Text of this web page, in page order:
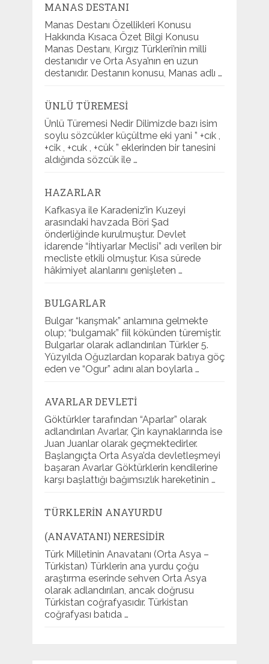
MANAS DESTANI
Manas Destanı Özellikleri Konusu
Hakkında Kısaca Özet Bilgi Konusu
Manas Destanı, Kırgız Türkleri’nin milli
destanıdır ve Orta Asya’nın en uzun
destanıdır. Destanın konusu, Manas adlı …
ÜNLÜ TÜREMESI
Ünlü Türemesi Nedir Dilimizde bazı isim
soylu sözcükler küçültme eki yani ” +cık ,
+cik , +cuk , +cük ” eklerinden bir tanesini
aldığında sözcük ile …
HAZARLAR
Kafkasya ile Karadeniz’in Kuzeyi
arasındaki havzada Böri Şad
önderliğinde kurulmuştur. Devlet
idarende “İhtiyarlar Meclisi” adı verilen bir
mecliste etkili olmuştur. Kısa sürede
hâkimiyet alanlarını genişleten …
BULGARLAR
Bulgar “karışmak” anlamına gelmekte
olup; “bulgamak” fiil kökünden türemiştir.
Bulgarlar olarak adlandırılan Türkler 5.
Yüzyılda Oğuzlardan koparak batıya göç
eden ve “Ogur” adını alan boylarla …
AVARLAR DEVLETI
Göktürkler tarafından “Aparlar” olarak
adlandırılan Avarlar, Çin kaynaklarında ise
Juan Juanlar olarak geçmektedirler.
Başlangıçta Orta Asya’da devletleşmeyi
başaran Avarlar Göktürklerin kendilerine
karşı başlattığı bağımsızlık hareketinin …
TÜRKLERIN ANAYURDU
(ANAVATANI) NERESIDIR
Türk Milletinin Anavatanı (Orta Asya –
Türkistan) Türklerin ana yurdu çoğu
araştırma eserinde sehven Orta Asya
olarak adlandırılan, ancak doğrusu
Türkistan coğrafyasıdır. Türkistan
coğrafyası batıda …